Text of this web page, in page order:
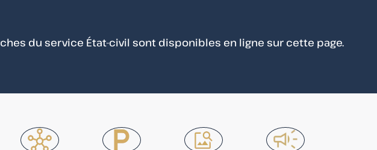
du service État-civil sont disponibles en ligne sur cette page.